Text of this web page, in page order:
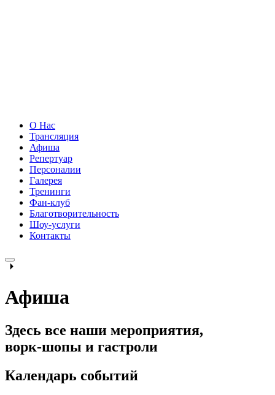
О Нас
Трансляция
Афиша
Репертуар
Персоналии
Галерея
Тренинги
Фан-клуб
Благотворительность
Шоу-услуги
Контакты
Афиша
Здесь все наши мероприятия,
ворк-шопы и гастроли
Календарь событий